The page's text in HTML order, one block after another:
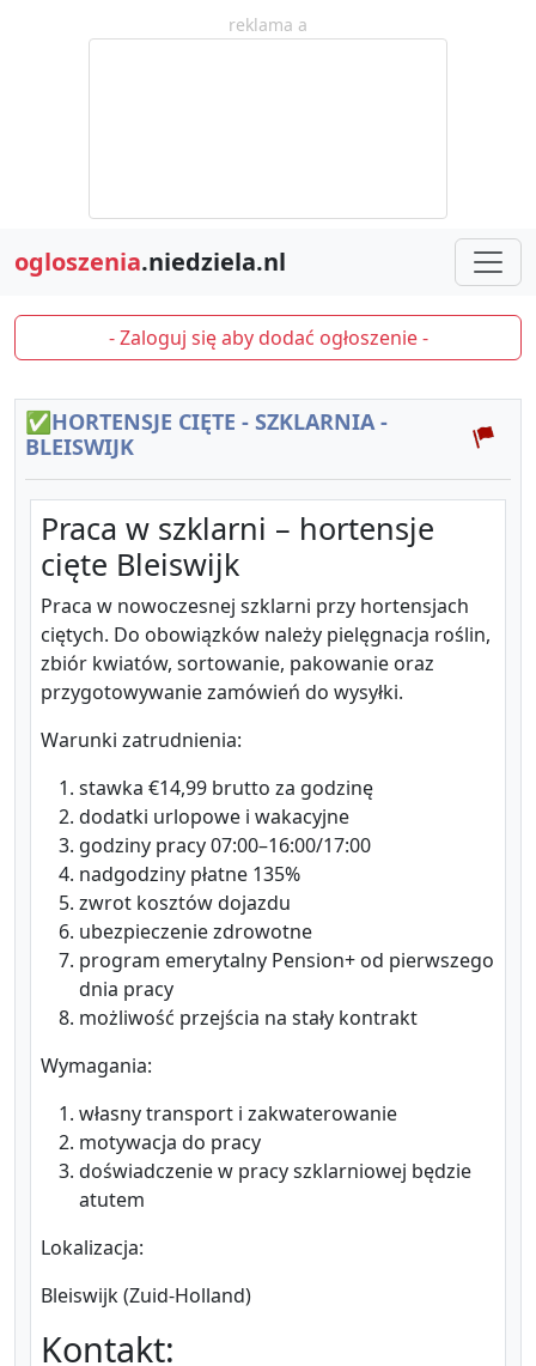
reklama a
ogloszenia.niedziela.nl
- Zaloguj się aby dodać ogłoszenie -
✅HORTENSJE CIĘTE - SZKLARNIA -
BLEISWIJK
Praca w szklarni – hortensje
cięte Bleiswijk
Praca w nowoczesnej szklarni przy hortensjach
ciętych. Do obowiązków należy pielęgnacja roślin,
zbiór kwiatów, sortowanie, pakowanie oraz
przygotowywanie zamówień do wysyłki.
Warunki zatrudnienia:
stawka €14,99 brutto za godzinę
dodatki urlopowe i wakacyjne
godziny pracy 07:00–16:00/17:00
nadgodziny płatne 135%
zwrot kosztów dojazdu
ubezpieczenie zdrowotne
program emerytalny Pension+ od pierwszego
dnia pracy
możliwość przejścia na stały kontrakt
Wymagania:
własny transport i zakwaterowanie
motywacja do pracy
doświadczenie w pracy szklarniowej będzie
atutem
Lokalizacja:
Bleiswijk (Zuid-Holland)
Kontakt: